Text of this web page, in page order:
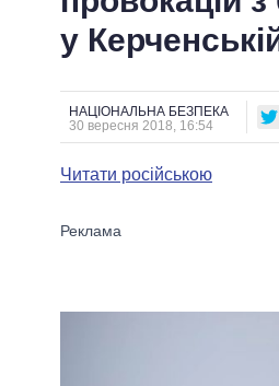
СТАТТІ
ДУМКИ
ДАЙДЖЕСТИ
УСІ ПОЛІТИКИ
ВЕРХОВНА РАДА
КАБІНЕТ МІНІСТРІВ
ГОЛОВИ
ВСІ ПЕРСОНИ
ВІДЕО
ПОРІВНЯННЯ
у
НАЦІОНАЛЬНА БЕЗПЕКА
30 вересня 2018, 16:54
Читати російською